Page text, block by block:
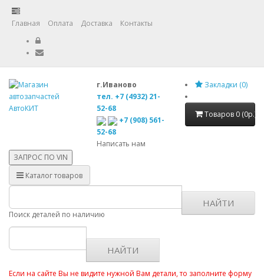
Главная Оплата Доставка Контакты
г.Иваново
тел. +7 (4932) 21-
52-68
+7 (908) 561-
52-68
Написать нам
Закладки (0)
Товаров 0 (0р.)
ЗАПРОС ПО VIN
Каталог товаров
Поиск деталей по наличию
НАЙТИ
НАЙТИ
Если на сайте Вы не видите нужной Вам детали, то заполните форму